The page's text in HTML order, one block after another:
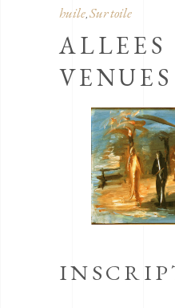
huile, Sur toile
ALLEES
VENUES